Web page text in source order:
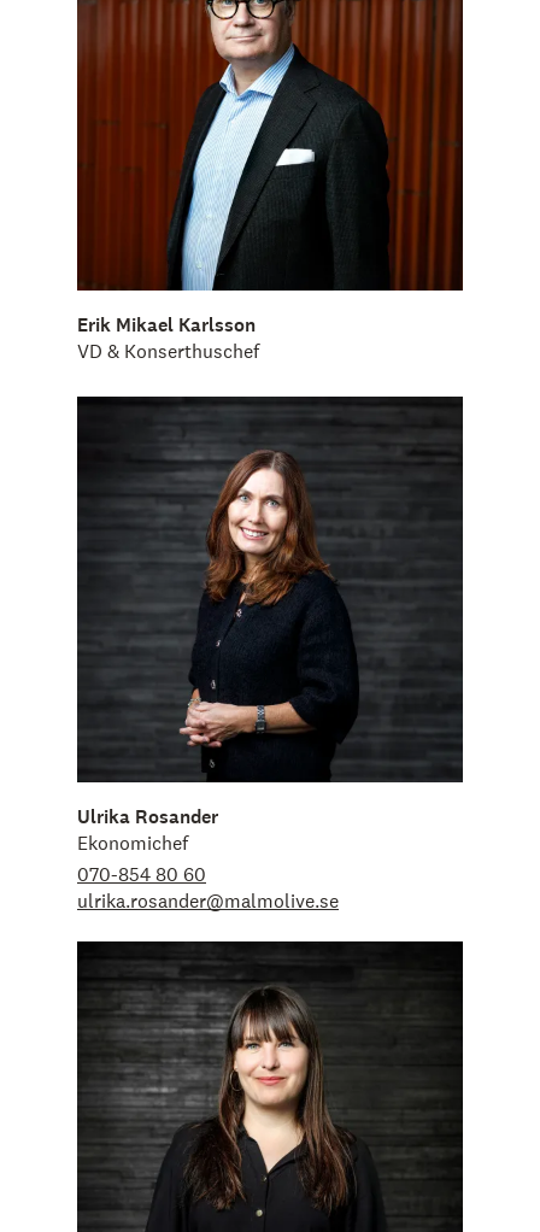
Erik Mikael Karlsson
VD & Konserthuschef
Ulrika Rosander
Ekonomichef
070-854 80 60
ulrika.rosander@malmolive.se